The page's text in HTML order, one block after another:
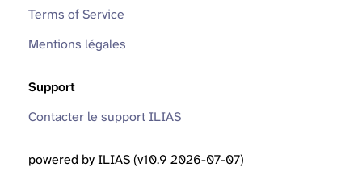
Terms of Service
Mentions légales
Support
Contacter le support ILIAS
powered by ILIAS (v10.9 2026-07-07)